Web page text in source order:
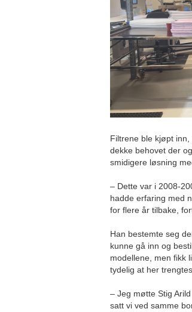
Filtrene ble kjøpt
dekke behovet der
smidigere løsning
– Dette var i 2008-
hadde erfaring med
for flere år tilbake,
Han bestemte seg
kunne gå inn og
modellene, men fikk
tydelig at her
– Jeg møtte Stig
satt vi ved samme